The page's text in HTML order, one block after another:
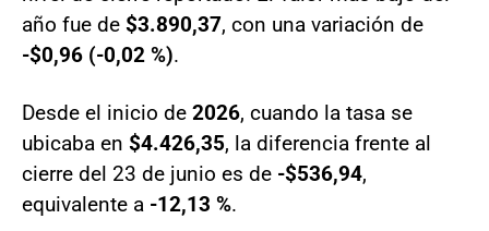
año fue de $3.890,37, con una variación de
-$0,96 (-0,02 %).
Desde el inicio de 2026, cuando la tasa se
ubicaba en $4.426,35, la diferencia frente al
cierre del 23 de junio es de -$536,94,
equivalente a -12,13 %.